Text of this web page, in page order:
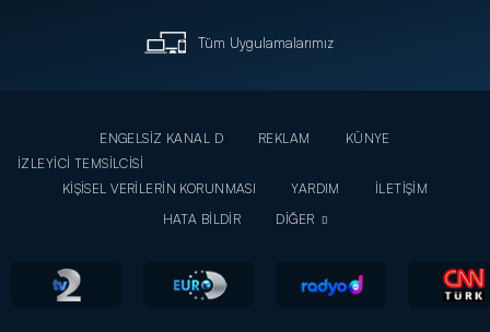
Tüm Uygulamalarımız
ENGELSİZ KANAL D REKLAM
KÜNYE
İZLEYİCİ TEMSİLCİSİ
KİŞİSEL VERİLERİN KORUNMASI
YARDIM
İLETİŞİM
HATA BİLDİR
DİĞER